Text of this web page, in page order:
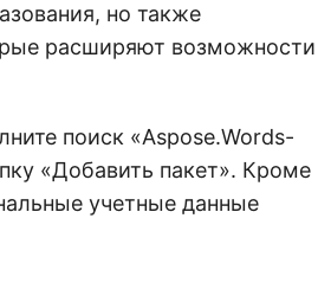
но также
расширяют возможности
поиск «Aspose.Words-
«Добавить пакет». Кроме
учетные данные